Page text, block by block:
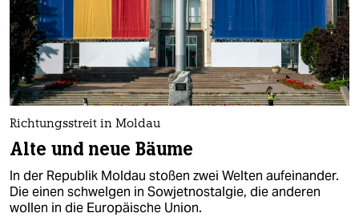
abo
genossenschaft
epaper login
Richtungsstreit in Moldau
Alte und neue Bäume
In der Republik Moldau stoßen zwei Welten aufeinander.
Die einen schwelgen in Sowjetnostalgie, die anderen
wollen in die Europäische Union.